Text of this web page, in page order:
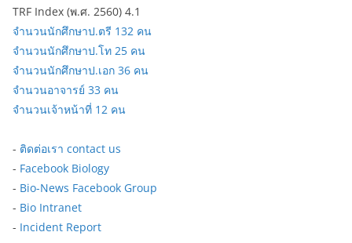
TRF Index (พ.ศ. 2560) 4.1
จำนวนนักศึกษาป.ตรี 132 คน
จำนวนนักศึกษาป.โท 25 คน
จำนวนนักศึกษาป.เอก 36 คน
จำนวนอาจารย์ 33 คน
จำนวนเจ้าหน้าที่ 12 คน
- ติดต่อเรา contact us
- Facebook Biology
- Bio-News Facebook Group
- Bio Intranet
- Incident Report